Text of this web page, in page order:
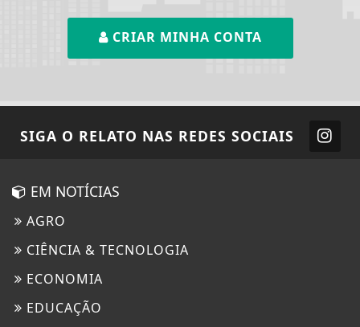
CRIAR MINHA CONTA
SIGA O RELATO NAS REDES SOCIAIS
EM NOTÍCIAS
AGRO
CIÊNCIA & TECNOLOGIA
ECONOMIA
EDUCAÇÃO